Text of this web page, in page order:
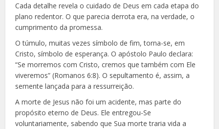
Cada detalhe revela o cuidado de Deus em cada etapa do
plano redentor. O que parecia derrota era, na verdade, o
cumprimento da promessa.
O túmulo, muitas vezes símbolo de fim, torna-se, em
Cristo, símbolo de esperança. O apóstolo Paulo declara:
“Se morremos com Cristo, cremos que também com Ele
viveremos” (Romanos 6:8). O sepultamento é, assim, a
semente lançada para a ressurreição.
A morte de Jesus não foi um acidente, mas parte do
propósito eterno de Deus. Ele entregou-Se
voluntariamente, sabendo que Sua morte traria vida a